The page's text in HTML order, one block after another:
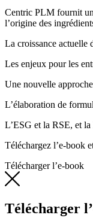
Centric PLM fournit
l’origine des
La croissance actuelle
Les enjeux pour les
Une nouvelle
L’élaboration de
L’ESG et la RSE, et
Téléchargez l’e-book
Télécharger l’e-book
Télécharger